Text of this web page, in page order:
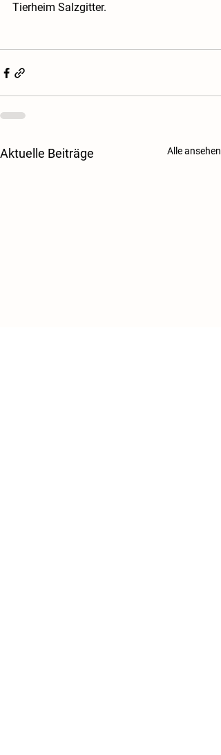
Tierheim Salzgitter.
Aktuelle Beiträge Alle ansehen